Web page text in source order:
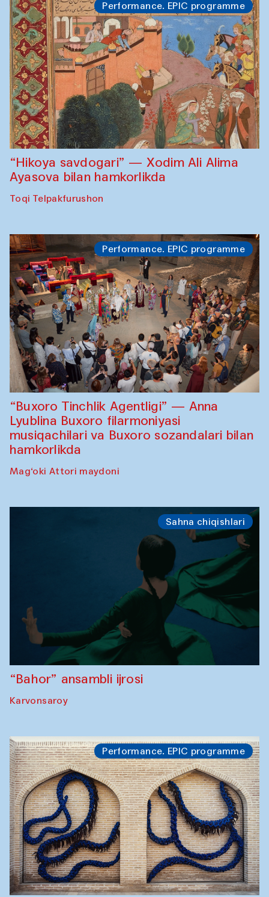
Performance. EPIC programme
“Hikoya savdogari” — Xodim Ali Alima
Ayasova bilan hamkorlikda
Toqi Telpakfurushon
Performance. EPIC programme
“Buxoro Tinchlik Agentligi” — Anna
Lyublina Buxoro filarmoniyasi
musiqachilari va Buxoro sozandalari bilan
hamkorlikda
Mag‘oki Attori maydoni
Sahna chiqishlari
“Bahor” ansambli ijrosi
Karvonsaroy
Performance. EPIC programme